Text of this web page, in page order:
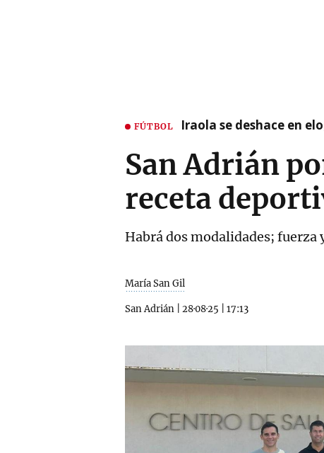
FÚTBOL Iraola se deshace en
San Adrián
receta
Habrá dos modalidades; fuerza
María San Gil
San Adrián 28·08·25 17:13